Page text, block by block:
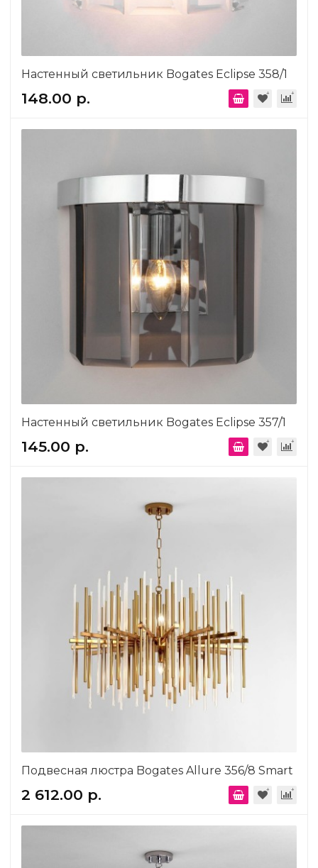
Настенный светильник Bogates Eclipse 358/1
148.00 р.
Настенный светильник Bogates Eclipse 357/1
145.00 р.
Подвесная люстра Bogates Allure 356/8 Smart
2 612.00 р.